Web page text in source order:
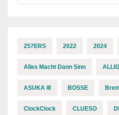
257ERS 2022 2024
Alles Macht Dann Sinn
ASUKA III BOSSE
ClockClock CLUESO